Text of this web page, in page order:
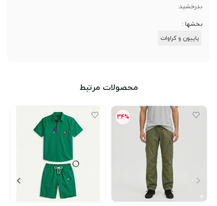
بدرخشید.
بخشها :
پاپیون و کراوات
محصولات مرتبط
34%